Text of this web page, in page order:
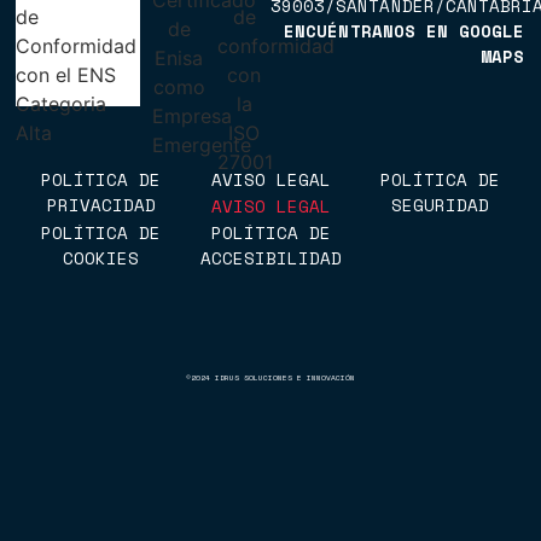
39003/SANTANDER/
ENCUÉNTRANOS EN GOOGLE
MAPS
POLÍTICA DE
PRIVACIDAD
POLÍTICA DE
PRIVACIDAD
AVISO LEGAL
AVISO LEGAL
POLÍTICA DE
SEGURIDAD
POLÍTICA DE
COOKIES
POLÍTICA DE
ACCESIBILIDAD
©2024 IDRUS SOLUCIONES E INNOVACIÓN